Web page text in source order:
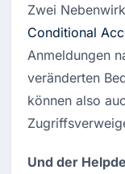
Conditional
Anmeldungen
veränderten
können also
Und der